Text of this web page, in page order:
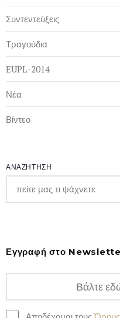
Συντεντεύξεις
Τραγούδια
EUPL-2014
Νέα
Βίντεο
ΑΝΑΖΗΤΗΣΗ
Εγγραφή στο